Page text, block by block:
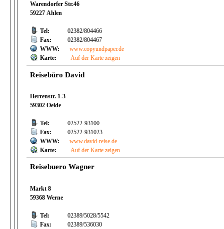
Warendorfer Str.46
59227 Ahlen
Tel:
02382/804466
Fax:
02382/804467
WWW:
www.copyundpaper.de
Karte:
Auf der Karte zeigen
Reisebüro David
Herrenstr. 1-3
59302 Oelde
Tel:
02522-93100
Fax:
02522-931023
WWW:
www.david-reise.de
Karte:
Auf der Karte zeigen
Reisebuero Wagner
Markt 8
59368 Werne
Tel:
02389/5028/5542
Fax:
02389/536030